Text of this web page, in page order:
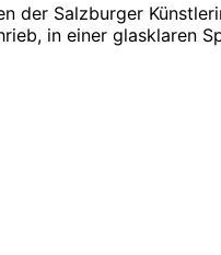
der Salzburger
in einer glasklaren